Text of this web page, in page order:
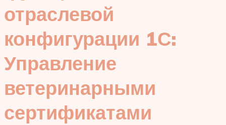
отраслевой
конфигурации 1С:
Управление
ветеринарными
сертификатами